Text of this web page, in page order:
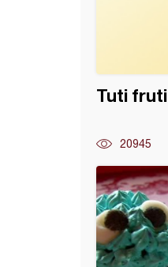
Tuti fruti
20945